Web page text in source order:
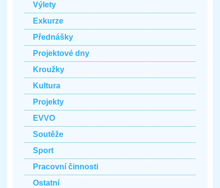
Výlety
Exkurze
Přednášky
Projektové dny
Kroužky
Kultura
Projekty
EVVO
Soutěže
Sport
Pracovní činnosti
Ostatní